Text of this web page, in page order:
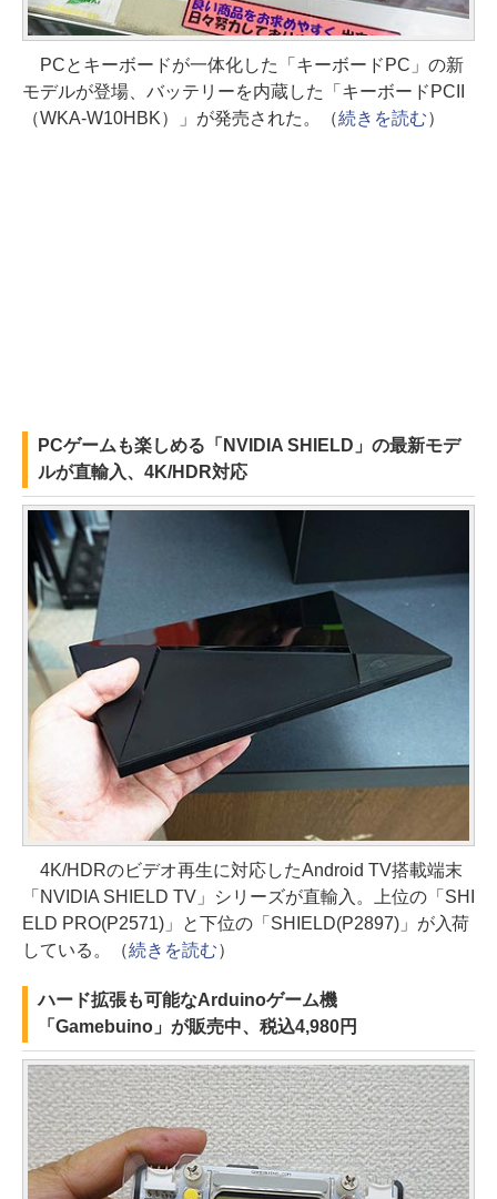
PCとキーボードが一体化した「キーボードPC」の新
モデルが登場、バッテリーを内蔵した「キーボードPCII
（WKA-W10HBK）」が発売された。（続きを読む）
PCゲームも楽しめる「NVIDIA SHIELD」の最新モデ
ルが直輸入、4K/HDR対応
4K/HDRのビデオ再生に対応したAndroid TV搭載端末
「NVIDIA SHIELD TV」シリーズが直輸入。上位の「SHI
ELD PRO(P2571)」と下位の「SHIELD(P2897)」が入荷
している。（続きを読む）
ハード拡張も可能なArduinoゲーム機
「Gamebuino」が販売中、税込4,980円